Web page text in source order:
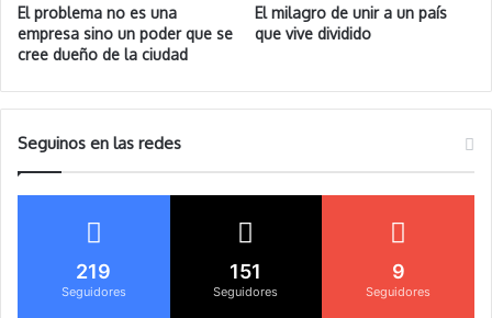
El problema no es una
empresa sino un poder que se
cree dueño de la ciudad
El milagro de unir a un país
que vive dividido
Seguinos en las redes
219
Seguidores
151
Seguidores
9
Seguidores